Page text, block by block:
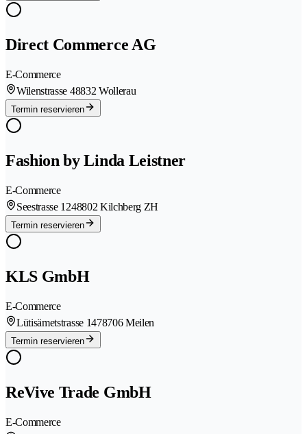
Direct Commerce AG
E-Commerce
Wilenstrasse 48832 Wollerau
Termin reservieren
Fashion by Linda Leistner
E-Commerce
Seestrasse 1248802 Kilchberg ZH
Termin reservieren
KLS GmbH
E-Commerce
Lütisämetstrasse 1478706 Meilen
Termin reservieren
ReVive Trade GmbH
E-Commerce